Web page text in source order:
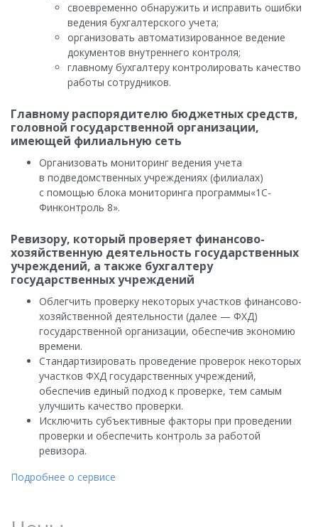
своевременно обнаружить и исправить ошибки
ведения бухгалтерского учета;
организовать автоматизированное ведение
документов внутреннего контроля;
главному бухгалтеру контролировать качество
работы сотрудников.
Главному распорядителю бюджетных средств,
головной государственной организации,
имеющей филиальную сеть
Организовать мониторинг ведения учета
в подведомственных учреждениях (филиалах)
с помощью блока мониторинга программы«1С-
Финконтроль 8».
Ревизору, который проверяет финансово-
хозяйственную деятельность государственных
учреждений, а также бухгалтеру
государственных учреждений
Облегчить проверку некоторых участков финансово-
хозяйственной деятельности (далее — ФХД)
государственной организации, обеспечив экономию
времени.
Стандартизировать проведение проверок некоторых
участков ФХД государственных учреждений,
обеспечив единый подход к проверке, тем самым
улучшить качество проверки.
Исключить субъективные факторы при проведении
проверки и обеспечить контроль за работой
ревизора.
Подробнее о сервисе